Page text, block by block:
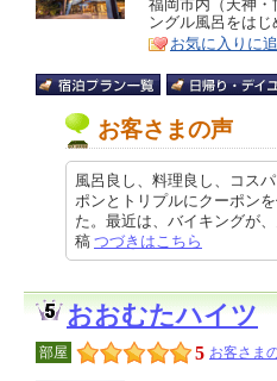
リ
ア
特
徴
福岡市内（天神
ングル風呂をは
お気に入りに
お客さまの声
風呂良し、料理良し、コス
ポンとトリプルにクーポン
た。最近は、バイキングが
稿 つづきはこちら
おおむたハイツ
部屋 5 お客さま